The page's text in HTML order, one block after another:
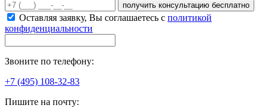
получить консультацию бесплатно
Оставляя заявку, Вы соглашаетесь с политикой
конфиденциальности
Звоните по телефону:
+7 (495) 108-32-83
Пишите на почту: